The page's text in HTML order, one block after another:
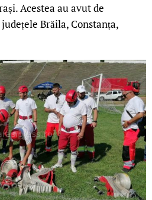
Acestea au avut de
Brăila, Constanța,